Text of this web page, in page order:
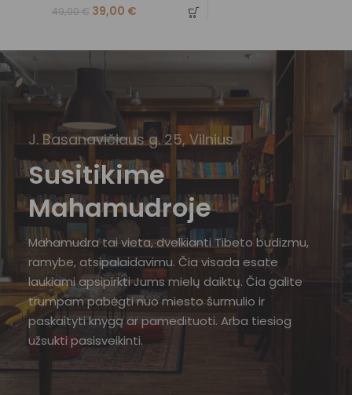
49,00€ 39,00 €
J. Basanavičiaus g. 25, Vilnius
Susitikime
Mahamudroje
Mahamudra tai vieta, dvelkianti Tibeto budizmu,
ramybe, atsipalaidavimu. Čia visada esate
laukiami apsipirkti Jums mielų daiktų. Čia galite
trumpam pabėgti nuo miesto šurmulio ir
paskaityti knygą ar pamedituoti. Arba tiesiog
užsukti pasisveikinti.